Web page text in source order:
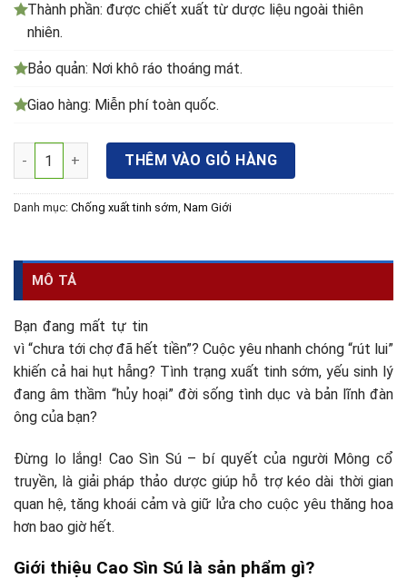
Thành phần: được chiết xuất từ dược liệu ngoài thiên
nhiên.
Bảo quản: Nơi khô ráo thoáng mát.
Giao hàng: Miễn phí toàn quốc.
Cao Sìn Sú- Hỗ trợ tăng cường sinh lý nam giới hiệu quả số
THÊM VÀO GIỎ HÀNG
Danh mục: Chống xuất tinh sớm, Nam Giới
MÔ TẢ
Bạn đang mất tự tin
vì “chưa tới chợ đã hết tiền”? Cuộc yêu nhanh chóng “rút lui”
khiến cả hai hụt hẫng? Tình trạng xuất tinh sớm, yếu sinh lý
đang âm thầm “hủy hoại” đời sống tình dục và bản lĩnh đàn
ông của bạn?
Đừng lo lắng! Cao Sìn Sú – bí quyết của người Mông cổ
truyền, là giải pháp thảo dược giúp hỗ trợ kéo dài thời gian
quan hệ, tăng khoái cảm và giữ lửa cho cuộc yêu thăng hoa
hơn bao giờ hết.
Giới thiệu Cao Sìn Sú là sản phẩm gì?